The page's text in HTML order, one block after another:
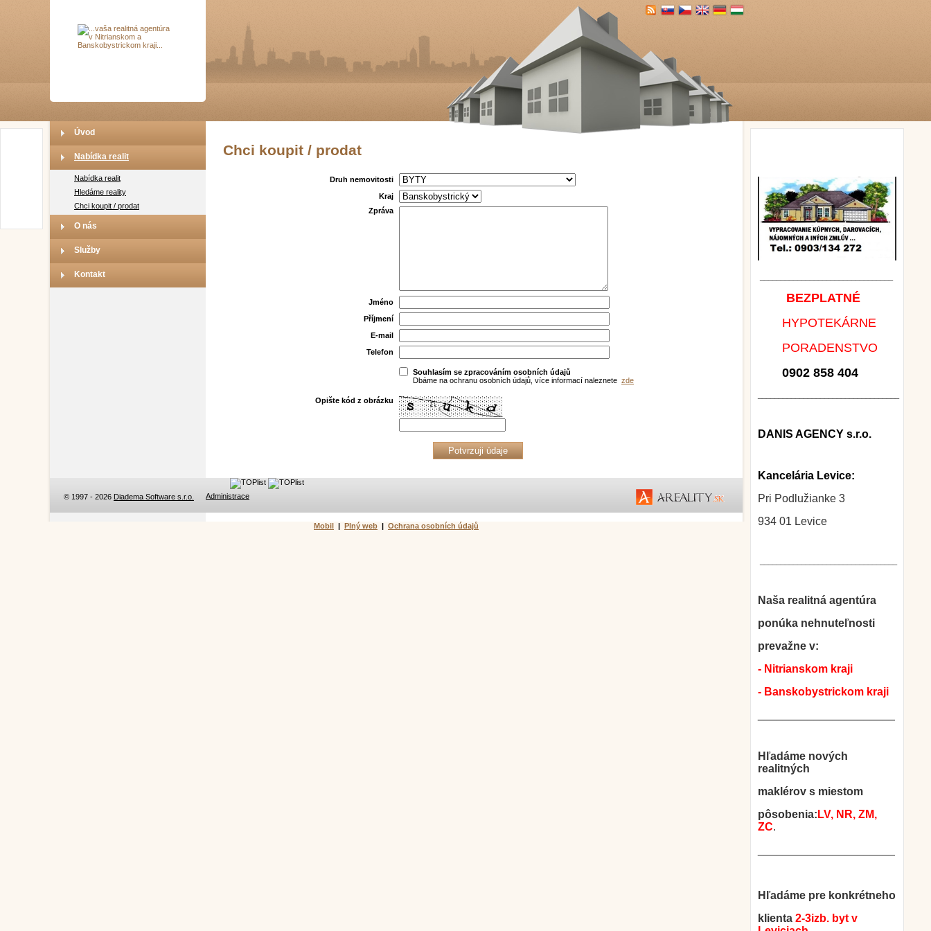
Úvod
Nabídka realit
Nabídka realit
Hledáme reality
Chci koupit / prodat
O nás
Služby
Kontakt
Chci koupit / prodat
Druh nemovitosti
Kraj
Zpráva
Jméno
Příjmení
E-mail
Telefon
Souhlasím se zpracováním osobních údajů
Dbáme na ochranu osobních údajů, více informací naleznete zde
Opište kód z obrázku
BEZPLATNÉ
HYPOTEKÁRNE
PORADENSTVO
0902 858 404
DANIS AGENCY s.r.o.
Kancelária Levice:
Pri Podlužianke 3
934 01 Levice
Naša realitná agentúra
ponúka nehnuteľnosti
prevažne v:
- Nitrianskom kraji
- Banskobystrickom kraji
Hľadáme nových
realitných
maklérov s miestom
pôsobenia: LV, NR, ZM,
ZC.
Hľadáme pre konkrétneho
klienta 2-3izb. byt v
Administrace
© 1997 - 2026 Diadema Software s.r.o.
Mobil | Plný web | Ochrana osobních údajů